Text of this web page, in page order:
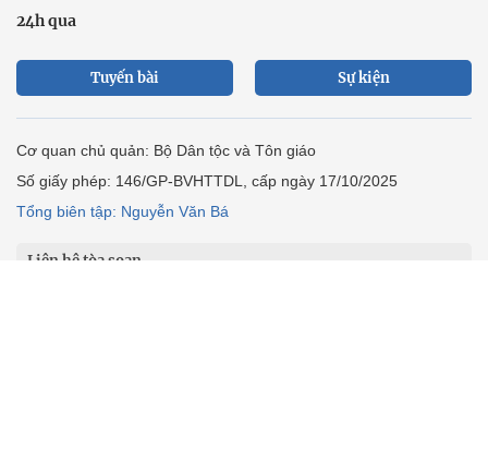
24h qua
Tuyến bài Sự kiện
Cơ quan chủ quản: Bộ Dân tộc và Tôn giáo
Số giấy phép: 146/GP-BVHTTDL, cấp ngày 17/10/2025
Tổng biên tập: Nguyễn Văn Bá
Liên hệ tòa soạn